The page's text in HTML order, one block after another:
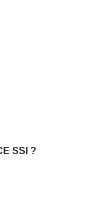
SSI ?